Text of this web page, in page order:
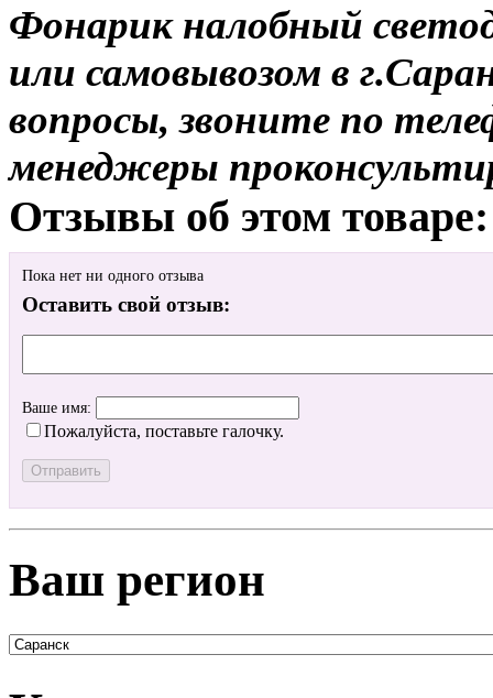
Фонарик налобный
или самовывозом в
вопросы, звоните по
менеджеры
Отзывы об этом товаре:
Пока нет ни одного отзыва
Оставить свой отзыв:
Ваше имя:
Пожалуйста, поставьте галочку.
Ваш регион